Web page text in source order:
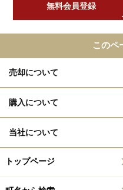
無料会員登録
このペ
売却について
購入について
当社について
トップページ